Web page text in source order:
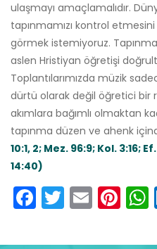
ulaşmayı amaçlamalıdır.
tapınmamızı kontrol
görmek istemiyoruz.
aslen Hristiyan öğretişi
Toplantılarımızda müzik
dürtü olarak değil öğretici bir
akımlara bağımlı olmaktan
tapınma düzen ve ahenk
10:1, 2; Mez. 96:9; Kol. 3:16;
14:40)
Facebook
Twitter
Email